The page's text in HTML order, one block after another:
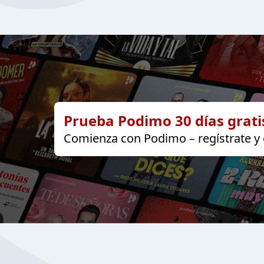
Prueba Podimo 30 días
Comienza con Podimo – regístrate